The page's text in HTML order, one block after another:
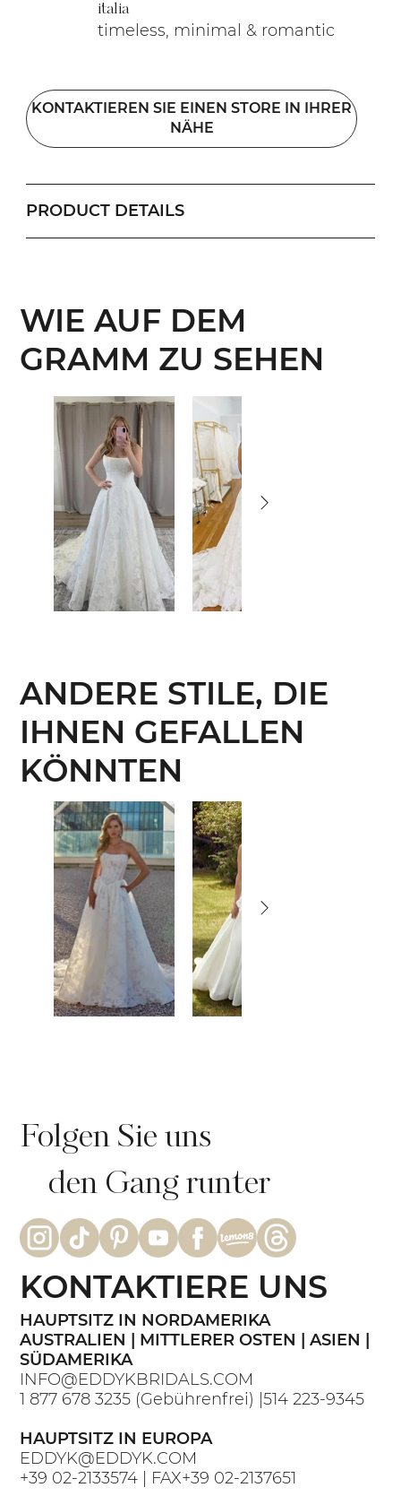
italia
timeless, minimal & romantic
KONTAKTIEREN SIE EINEN STORE IN IHRER
NÄHE
PRODUCT DETAILS
WIE AUF DEM
GRAMM ZU SEHEN
ANDERE STILE, DIE
IHNEN GEFALLEN
KÖNNTEN
Folgen Sie uns
den Gang runter
HAUPTSITZ IN NORDAMERIKA
AUSTRALIEN | MITTLERER OSTEN | ASIEN |
SÜDAMERIKA
INFO@EDDYKBRIDALS.COM
1 877 678 3235 (Gebührenfrei) |514 223-9345
HAUPTSITZ IN EUROPA
EDDYK@EDDYK.COM
+39 02-2133574 | FAX+39 02-2137651
KONTAKTIERE UNS